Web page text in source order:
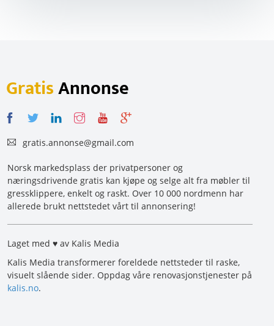
GratisAnnonse
gratis.annonse@gmail.com
Norsk markedsplass der privatpersoner og
næringsdrivende gratis kan kjøpe og selge alt fra møbler til
gressklippere, enkelt og raskt. Over 10 000 nordmenn har
allerede brukt nettstedet vårt til annonsering!
Laget med ♥ av Kalis Media
Kalis Media transformerer foreldede nettsteder til raske,
visuelt slående sider. Oppdag våre renovasjonstjenester på
kalis.no.